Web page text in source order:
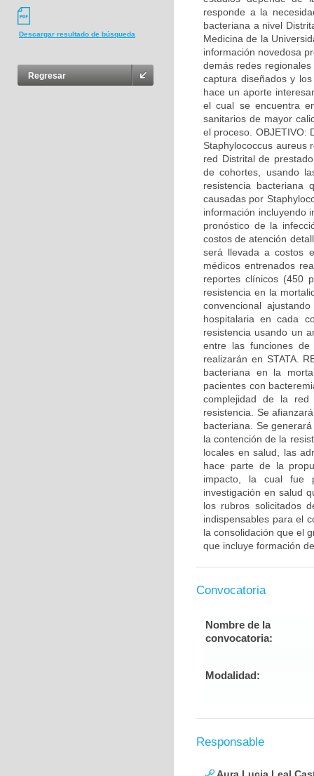
Descargar resultado de búsqueda
Regresar
responde a la
bacteriana a nivel
Medicina de la
información novedosa
demás redes
captura diseñados y
hace un aporte
el cual se encuentra
sanitarios de mayor
el proceso. OBJETIVO:
Staphylococcus aureus
red Distrital de
de cohortes, usando
resistencia bacteriana
causadas por
información incluyendo
pronóstico de la
costos de atención
será llevada a costos
médicos entrenados
reportes clínicos (450
resistencia en la
convencional
hospitalaria en cada
resistencia usando un
entre las funciones
realizarán en STATA.
bacteriana en la
pacientes con
complejidad de la red
resistencia. Se
bacteriana. Se
la contención de la
locales en salud, las
hace parte de la
impacto, la cual fue
investigación en salud
los rubros solicitados
indispensables para el
la consolidación que el
que incluye formación
Convocatoria
Nombre de la
convocatoria:
Modalidad:
Responsable